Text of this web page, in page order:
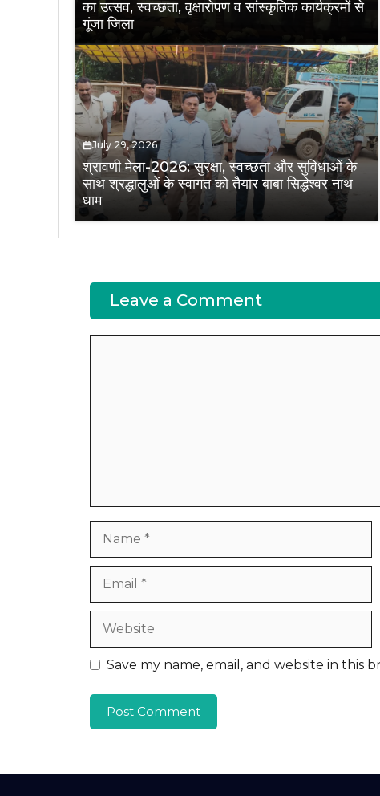
का उत्सव, स्वच्छता, वृक्षारोपण व सांस्कृतिक कार्यक्रमों से
गूंजा जिला
July 29, 2026
श्रावणी मेला-2026: सुरक्षा, स्वच्छता और सुविधाओं के
साथ श्रद्धालुओं के स्वागत को तैयार बाबा सिद्धेश्वर नाथ
धाम
Leave a Comment
Save my name, email, and website in this